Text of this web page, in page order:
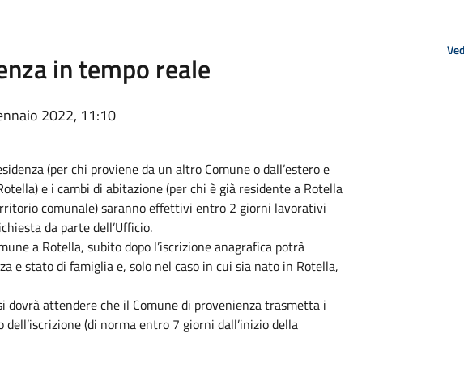
in tempo reale
2022, 11:10
(per chi proviene da un altro Comune o dall’estero e
e i cambi di abitazione (per chi è già residente a Rotella
comunale) saranno effettivi entro 2 giorni lavorativi
da parte dell’Ufficio.
a Rotella, subito dopo l’iscrizione anagrafica potrà
e stato di famiglia e, solo nel caso in cui sia nato in Rotella,
attendere che il Comune di provenienza trasmetta i
(di norma entro 7 giorni dall’inizio della